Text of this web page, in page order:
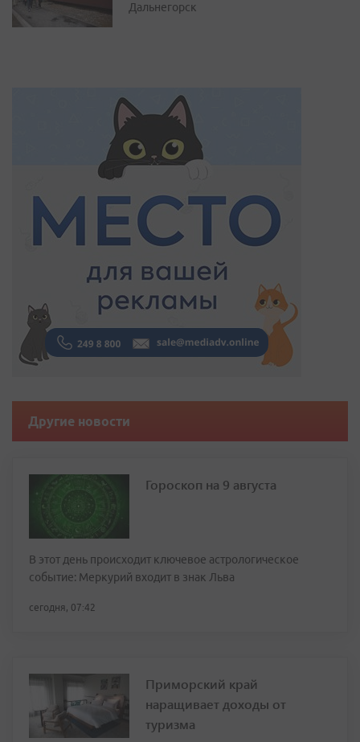
Дальнегорск
Другие новости
Гороскоп на 9 августа
В этот день происходит ключевое астрологическое
событие: Меркурий входит в знак Льва
сегодня, 07:42
Приморский край
наращивает доходы от
туризма